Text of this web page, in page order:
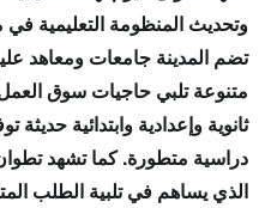
وتحديث المنظومة التعليمية
تضم المدينة جامعات ومعاهد
متنوعة تلبي حاجيات سوق
ثانوية وإعدادية وابتدائية
دراسية متطورة. كما تشهد
الذي يساهم في تلبية الطلب